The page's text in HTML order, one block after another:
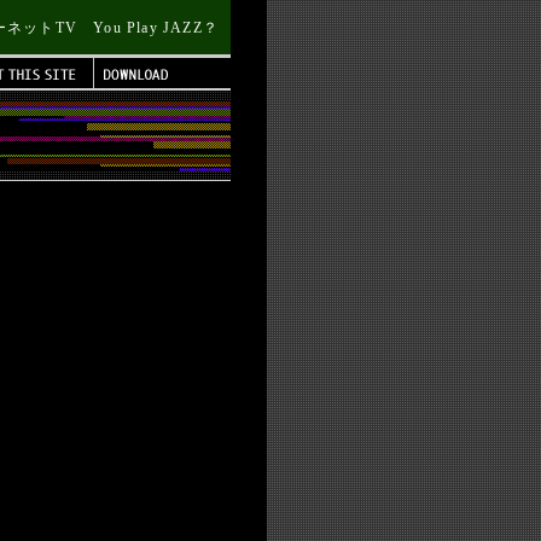
ネットTV You Play JAZZ？